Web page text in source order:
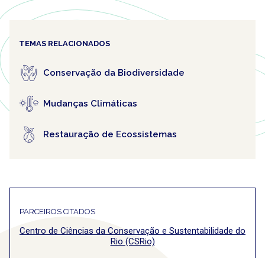
TEMAS RELACIONADOS
Conservação da Biodiversidade
Mudanças Climáticas
Restauração de Ecossistemas
PARCEIROS CITADOS
Centro de Ciências da Conservação e Sustentabilidade do
Rio (CSRio)